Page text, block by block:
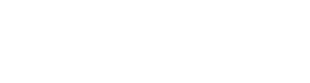
klimatických podmienok. Jazyky: angličtina. Kreditné karty: American